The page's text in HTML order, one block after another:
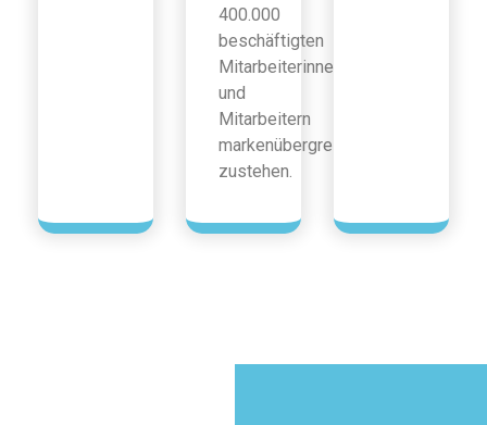
400.000
beschäftigten
Mitarbeiterinnen
und
Mitarbeitern
markenübergreifend
zustehen.